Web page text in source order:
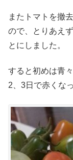
またトマトを撤
ので、とりあえ
とにしました。
すると初めは青
2、3日で赤くな